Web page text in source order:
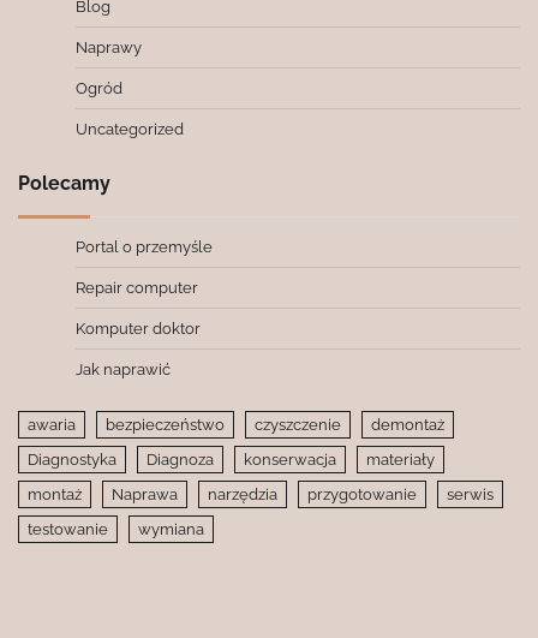
Blog
Naprawy
Ogród
Uncategorized
Polecamy
Portal o przemyśle
Repair computer
Komputer doktor
Jak naprawić
awaria bezpieczeństwo czyszczenie
demontaż
Diagnostyka
Diagnoza konserwacja
materiały
montaż
Naprawa narzędzia przygotowanie
serwis
testowanie
wymiana